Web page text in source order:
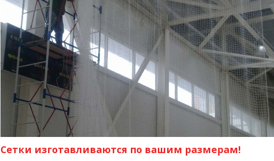
Сетки изготавливаются по вашим размерам!